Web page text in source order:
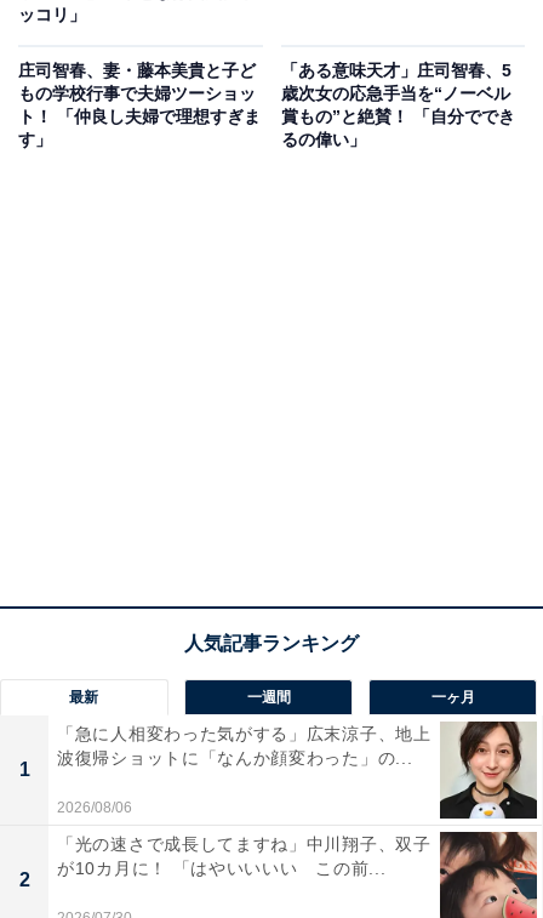
ッコリ」
庄司智春、妻・藤本美貴と子ど
もの学校行事で夫婦ツーショッ
ト！ 「仲良し夫婦で理想すぎま
す」
「ある意味天才」庄司智春、5
歳次女の応急手当を“ノーベル
賞もの”と絶賛！ 「自分ででき
るの偉い」
最新 一週間 一ヶ月
1
「急に人相変わった気がする」広末涼子、地上
波復帰ショットに「なんか顔変わった」の...
2026/08/06
2
「光の速さで成長してますね」中川翔子、双子
が10カ月に！ 「はやいいいい この前...